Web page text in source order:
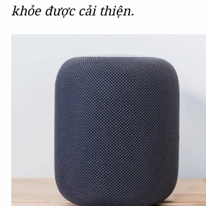
khỏe được cải thiện.